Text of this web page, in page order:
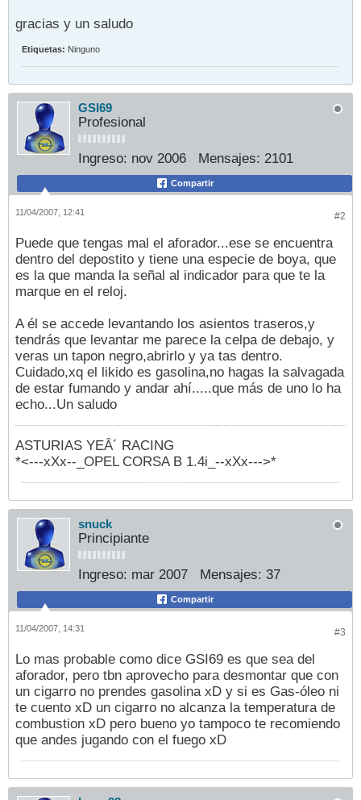
gracias y un saludo
Etiquetas: Ninguno
GSI69
Profesional
Ingreso: nov 2006 Mensajes: 2101
Compartir
#2
11/04/2007, 12:41
Puede que tengas mal el aforador...ese se encuentra
dentro del depostito y tiene una especie de boya, que
es la que manda la señal al indicador para que te la
marque en el reloj.
A él se accede levantando los asientos traseros,y
tendrás que levantar me parece la celpa de debajo, y
veras un tapon negro,abrirlo y ya tas dentro.
Cuidado,xq el likido es gasolina,no hagas la salvagada
de estar fumando y andar ahí.....que más de uno lo ha
echo...Un saludo
ASTURIAS YEÂ´ RACING
*<---xXx--_OPEL CORSA B 1.4i_--xXx--->*
snuck
Principiante
Ingreso: mar 2007 Mensajes: 37
Compartir
#3
11/04/2007, 14:31
Lo mas probable como dice GSI69 es que sea del
aforador, pero tbn aprovecho para desmontar que con
un cigarro no prendes gasolina xD y si es Gas-óleo ni
te cuento xD un cigarro no alcanza la temperatura de
combustion xD pero bueno yo tampoco te recomiendo
que andes jugando con el fuego xD